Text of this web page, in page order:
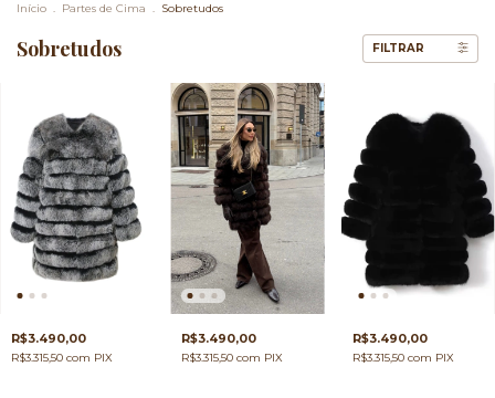
Início . Partes de Cima . Sobretudos
Sobretudos FILTRAR
R$3.490,00
R$3.315,50 com PIX
R$3.490,00
R$3.315,50com PIX
R$3.490,00
R$3.315,50 com PIX